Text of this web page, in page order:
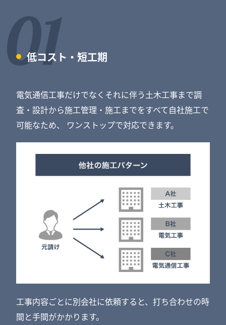
01
低コスト・短工期
電気通信工事だけでなくそれに伴う土木工事まで調
査・設計から施工管理・施工までをすべて自社施工で
可能なため、
ワンストップで対応できます。
工事内容ごとに別会社に依頼すると、打ち合わせの時
間と手間がかかります。